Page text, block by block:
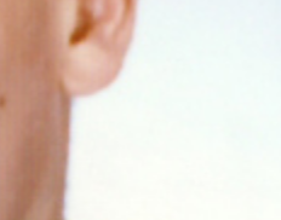
internetowej,
na podstawie
tego, jak strona
jest używana.